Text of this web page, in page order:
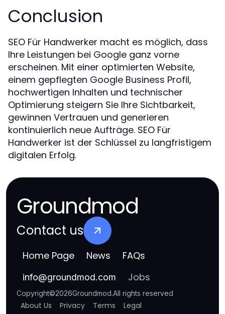
Conclusion
SEO Für Handwerker macht es möglich, dass
Ihre Leistungen bei Google ganz vorne
erscheinen. Mit einer optimierten Website,
einem gepflegten Google Business Profil,
hochwertigen Inhalten und technischer
Optimierung steigern Sie Ihre Sichtbarkeit,
gewinnen Vertrauen und generieren
kontinuierlich neue Aufträge. SEO Für
Handwerker ist der Schlüssel zu langfristigem
digitalen Erfolg.
Groundmod
Contact us
Home Page News FAQs
info@groundmod.com Jobs
Copyright©2026Groundmod.All rights reserved
About Us Privacy Terms Legal